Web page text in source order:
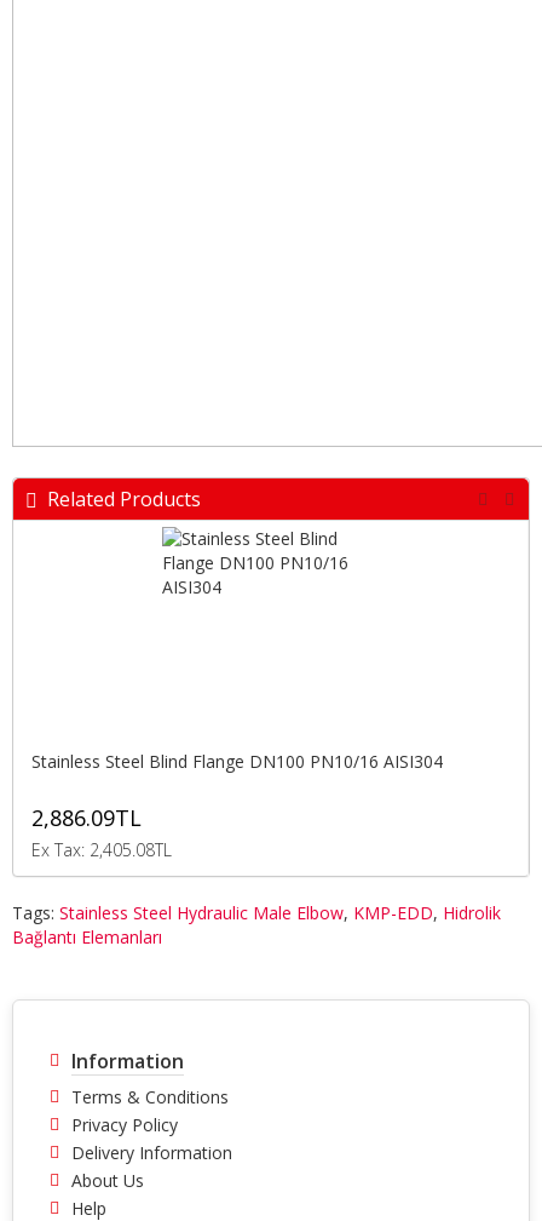
Related Products
Stainless Steel Blind Flange DN100 PN10/16 AISI304
2,886.09TL
Ex Tax: 2,405.08TL
Tags: Stainless Steel Hydraulic Male Elbow, KMP-EDD, Hidrolik
Bağlantı Elemanları
Information
Terms & Conditions
Privacy Policy
Delivery Information
About Us
Help